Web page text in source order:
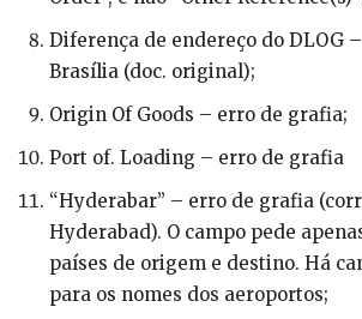
Diferença de endereço do DLOG
Brasília (doc. original);
Origin Of Goods – erro de grafia;
Port of. Loading – erro de grafia
“Hyderabar” – erro de grafia
Hyderabad). O campo pede
países de origem e destino. Há
para os nomes dos aeroportos;